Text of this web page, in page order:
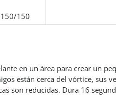
150
en un área para crear un
están cerca del vórtice, sus
son reducidas. Dura 16